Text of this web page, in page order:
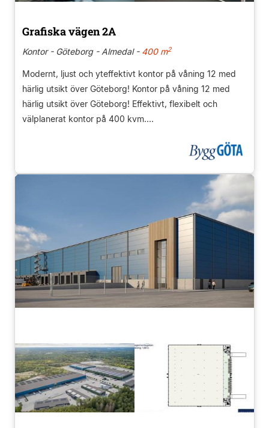
Grafiska vägen 2A
Kontor - Göteborg - Almedal -400 m2
Modernt, ljust och yteffektivt kontor på våning 12 med
härlig utsikt över Göteborg! Kontor på våning 12 med
härlig utsikt över Göteborg! Effektivt, flexibelt och
välplanerat kontor på 400 kvm....